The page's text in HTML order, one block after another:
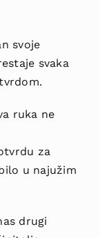
svoje
svaka
ruka ne
za
u najužim
drugi